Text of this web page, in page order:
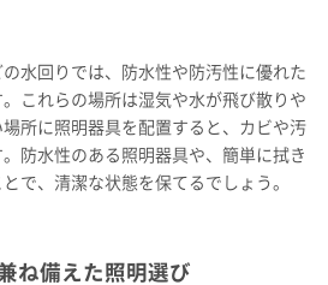
水回りでは、防水性や防汚性に優れた
これらの場所は湿気や水が飛び散りや
所に照明器具を配置すると、カビや汚
防水性のある照明器具や、簡単に拭き
で、清潔な状態を保てるでしょう。
ね備えた照明選び